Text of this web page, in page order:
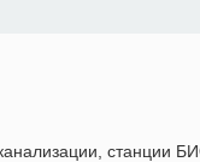
станции